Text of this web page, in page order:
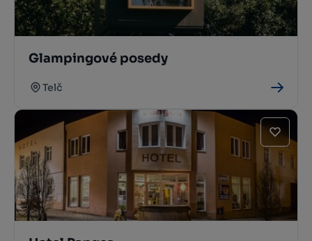
Glampingové posedy
Telč